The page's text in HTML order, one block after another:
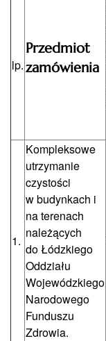
lp.
Przedmiot
zamówienia
1.
Kompleksowe
utrzymanie
czystości
w budynkach i
na terenach
należących
do Łódzkiego
Oddziału
Wojewódzkiego
Narodowego
Funduszu
Zdrowia.